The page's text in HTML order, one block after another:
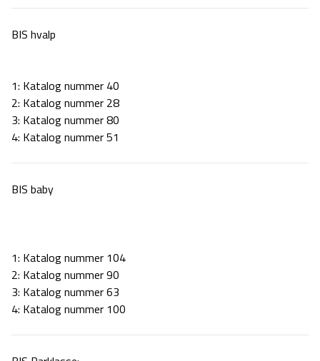
BIS hvalp
1: Katalog nummer 40
2: Katalog nummer 28
3: Katalog nummer 80
4: Katalog nummer 51
BIS baby
1: Katalog nummer 104
2: Katalog nummer 90
3: Katalog nummer 63
4: Katalog nummer 100